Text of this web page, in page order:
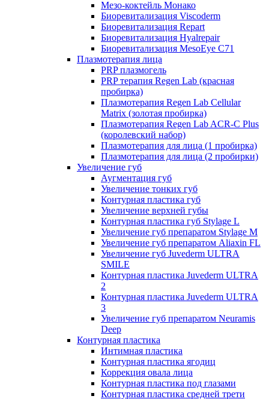
Мезо-коктейль Монако
Биоревитализация Viscoderm
Биоревитализация Repart
Биоревитализация Hyalrepair
Биоревитализация MesoEye C71
Плазмотерапия лица
PRP плазмогель
PRP терапия Regen Lab (красная
пробирка)
Плазмотерапия Regen Lab Cellular
Matrix (золотая пробирка)
Плазмотерапия Regen Lab ACR-C Plus
(королевский набор)
Плазмотерапия для лица (1 пробирка)
Плазмотерапия для лица (2 пробирки)
Увеличение губ
Аугментация губ
Увеличение тонких губ
Контурная пластика губ
Увеличение верхней губы
Контурная пластика губ Stylage L
Увеличение губ препаратом Stylage M
Увеличение губ препаратом Aliaxin FL
Увеличение губ Juvederm ULTRA
SMILE
Контурная пластика Juvederm ULTRA
2
Контурная пластика Juvederm ULTRA
3
Увеличение губ препаратом Neuramis
Deep
Контурная пластика
Интимная пластика
Контурная пластика ягодиц
Коррекция овала лица
Контурная пластика под глазами
Контурная пластика средней трети